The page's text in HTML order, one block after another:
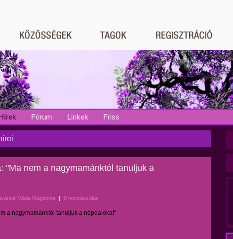
Fórum Linkek Friss
"Ma nem a nagymamánktól tanuljuk a
Mária Magdolna | 0 hozzászólás
a nagymamánktól tanuljuk a népdalokat"
-